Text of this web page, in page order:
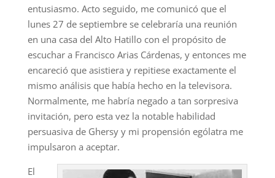
entusiasmo. Acto seguido, me comunicó que el
lunes 27 de septiembre se celebraría una reunión
en una casa del Alto Hatillo con el propósito de
escuchar a Francisco Arias Cárdenas, y entonces me
encareció que asistiera y repitiese exactamente el
mismo análisis que había hecho en la televisora.
Normalmente, me habría negado a tan sorpresiva
invitación, pero esta vez la notable habilidad
persuasiva de Ghersy y mi propensión ególatra me
impulsaron a aceptar.
El